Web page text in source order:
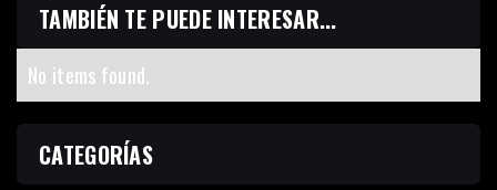
TAMBIÉN TE PUEDE INTERESAR...
No items found.
CATEGORÍAS